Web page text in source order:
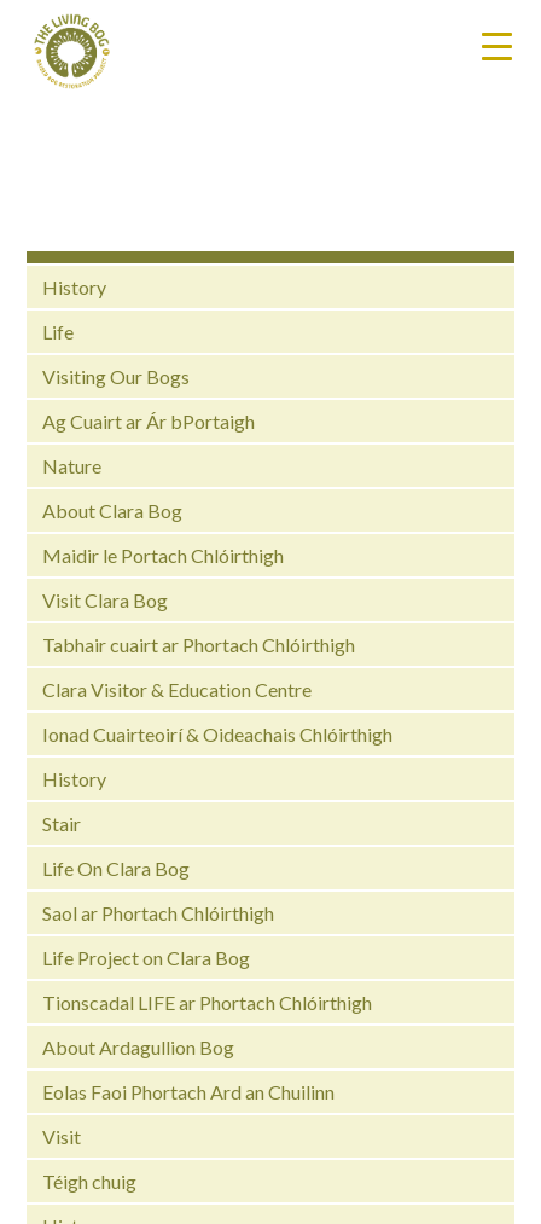
History
Life
Visiting Our Bogs
Ag Cuairt ar Ár bPortaigh
Nature
About Clara Bog
Maidir le Portach Chlóirthigh
Visit Clara Bog
Tabhair cuairt ar Phortach Chlóirthigh
Clara Visitor & Education Centre
Ionad Cuairteoirí & Oideachais Chlóirthigh
History
Stair
Life On Clara Bog
Saol ar Phortach Chlóirthigh
Life Project on Clara Bog
Tionscadal LIFE ar Phortach Chlóirthigh
About Ardagullion Bog
Eolas Faoi Phortach Ard an Chuilinn
Visit
Téigh chuig